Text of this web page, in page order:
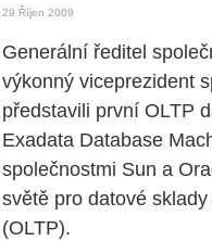
29 Říjen 2009
Generální ředitel
výkonný viceprezident
představili první OLTP
Exadata Database
společnostmi Sun a
světě pro datové
(OLTP).